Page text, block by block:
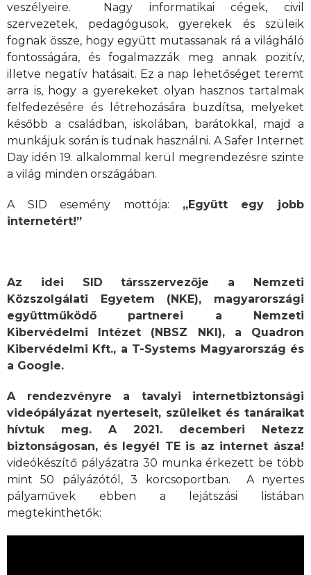
veszélyeire. Nagy informatikai cégek, civil
szervezetek, pedagógusok, gyerekek és szüleik
fognak össze, hogy együtt mutassanak rá a világháló
fontosságára, és fogalmazzák meg annak pozitív,
illetve negatív hatásait. Ez a nap lehetőséget teremt
arra is, hogy a gyerekeket olyan hasznos tartalmak
felfedezésére és létrehozására buzdítsa, melyeket
később a családban, iskolában, barátokkal, majd a
munkájuk során is tudnak használni. A Safer Internet
Day idén 19. alkalommal kerül megrendezésre szinte
a világ minden országában.
A SID esemény mottója: „Együtt egy jobb
internetért!”
Az idei SID társszervezője a Nemzeti
Közszolgálati Egyetem (NKE), magyarországi
együttműködő partnerei a Nemzeti
Kibervédelmi Intézet (NBSZ NKI), a Quadron
Kibervédelmi Kft., a T-Systems Magyarország és
a Google.
A rendezvényre a tavalyi internetbiztonsági
videópályázat nyerteseit, szüleiket és tanáraikat
hívtuk meg. A 2021. decemberi Netezz
biztonságosan, és legyél TE is az internet ásza!
videókészítő pályázatra 30 munka érkezett be több
mint 50 pályázótól, 3 korcsoportban. A nyertes
pályaművek ebben a lejátszási listában
megtekinthetők: